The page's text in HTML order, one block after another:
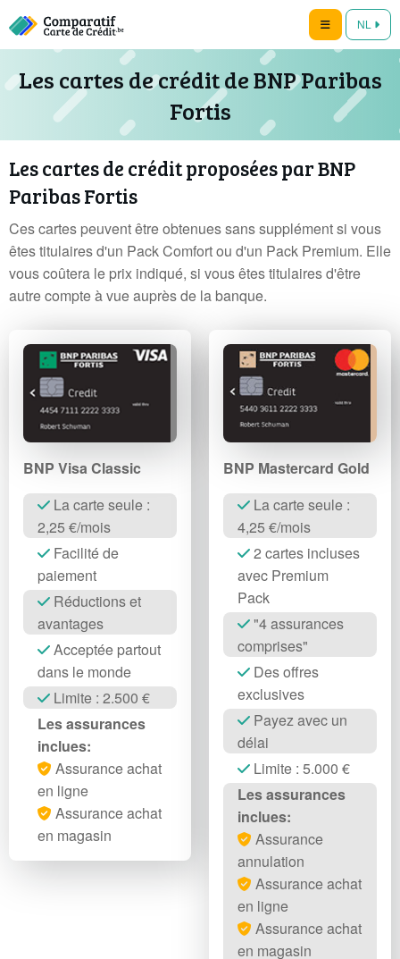
NL
Les cartes de crédit de BNP Paribas
Fortis
Les cartes de crédit proposées par BNP
Paribas Fortis
Ces cartes peuvent être obtenues sans supplément si vous
êtes titulaires d'un Pack Comfort ou d'un Pack Premium. Elle
vous coûtera le prix indiqué, si vous êtes titulaires d'être
autre compte à vue auprès de la banque.
BNP Visa Classic
La carte seule :
2,25 €/mois
Facilité de
paiement
Réductions et
avantages
Acceptée partout
dans le monde
Limite : 2.500 €
Les assurances
inclues:
Assurance achat
en ligne
Assurance achat
en magasin
BNP Mastercard Gold
La carte seule :
4,25 €/mois
2 cartes incluses
avec Premium
Pack
"4 assurances
comprises"
Des offres
exclusives
Payez avec un
délai
Limite : 5.000 €
Les assurances
inclues:
Assurance
annulation
Assurance achat
en ligne
Assurance achat
en magasin